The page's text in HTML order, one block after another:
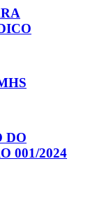
DO
001/2024